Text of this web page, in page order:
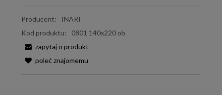
Producent:
INARI
Kod produktu:
0801 140x220 ob
zapytaj o produkt
poleć znajomemu